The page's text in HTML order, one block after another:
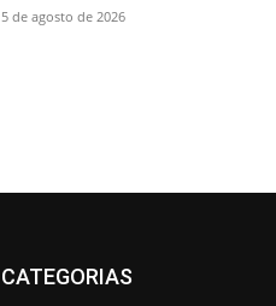
5 de agosto de 2026
CATEGORIAS